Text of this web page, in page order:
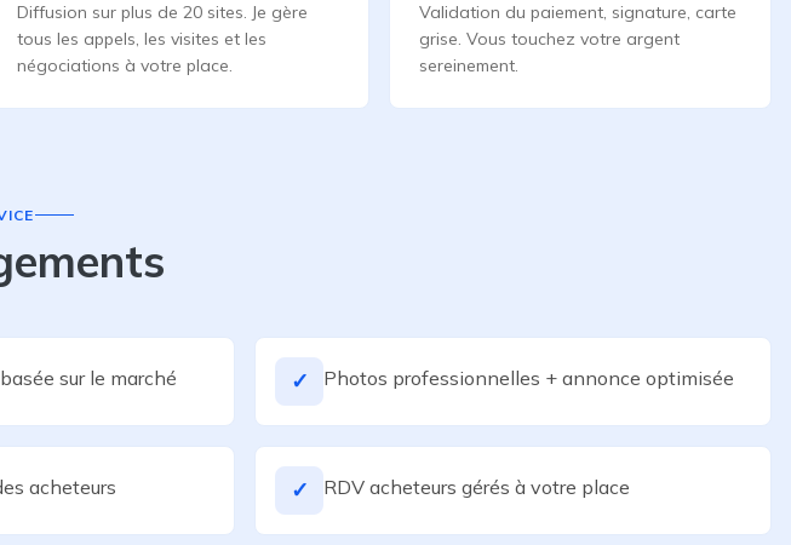
Diffusion sur plus de 20 sites. Je gère
tous les appels, les visites et les
négociations à votre place.
Validation du paiement, signature, carte
grise. Vous touchez votre argent
sereinement.
sur le marché ✓ Photos professionnelles + annonce optimisée
acheteurs ✓ RDV acheteurs gérés à votre place